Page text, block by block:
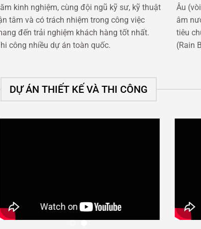
kinh nghiệm, cùng đội ngũ kỹ sư, kỹ thuật
tâm và có trách nhiệm trong công việc
đến trải nghiệm khách hàng tốt nhất.
công nhiều dự án toàn quốc.
Âu
âm
tiêu
(Rain
DỰ ÁN THIẾT KẾ VÀ THI CÔNG